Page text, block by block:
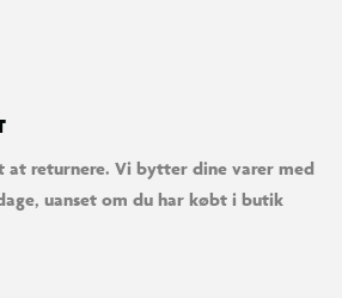
at returnere. Vi bytter dine varer med
uanset om du har købt i butik